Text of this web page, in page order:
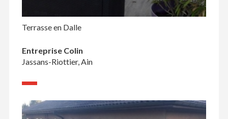
Terrasse en Dalle
Entreprise Colin
Jassans-Riottier, Ain